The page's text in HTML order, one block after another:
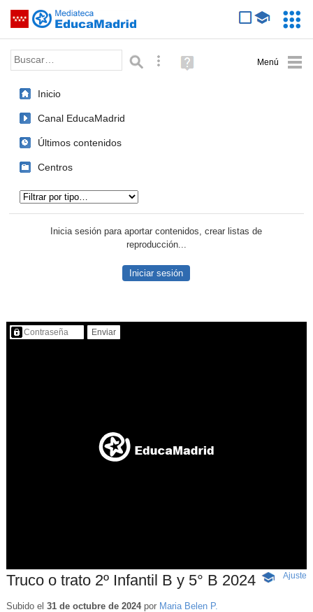
Saltar navegación
Palabra o frase: Búsqueda avanzada
Ayuda
(en
Inicio
Canal EducaMadrid
Últimos contenidos
Centros
Inicia sesión para aportar contenidos, crear listas de
reproducción...
Iniciar sesión
Contenido protegido…
Truco o trato 2º Infantil B y 5° B 2024 -
Ajuste
Subido el 31 de octubre de 2024por Maria Belen P.